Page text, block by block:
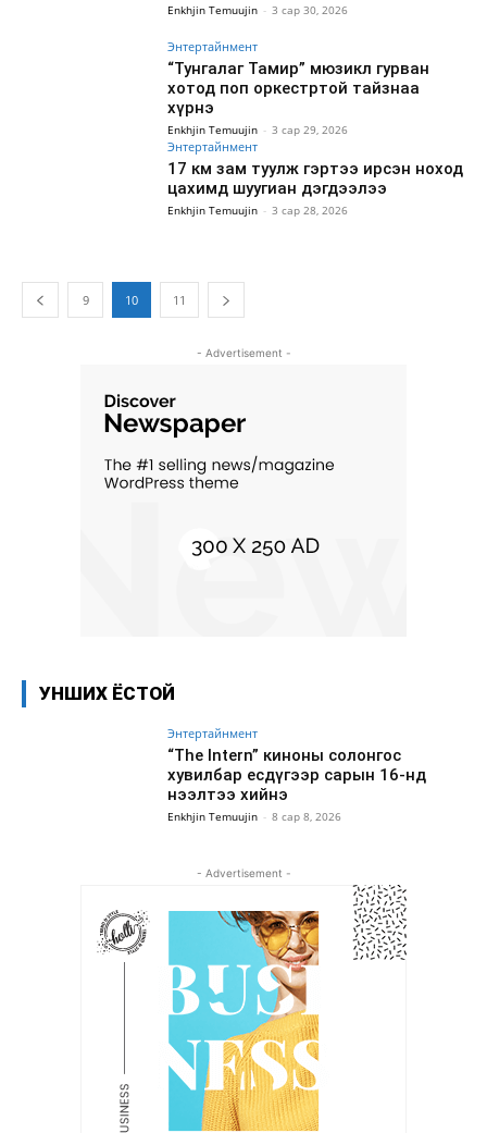
Enkhjin Temuujin - 3 сар 30, 2026
Энтертайнмент
“Тунгалаг Тамир” мюзикл гурван
хотод поп оркестртой тайзнаа
хүрнэ
Enkhjin Temuujin - 3 сар 29, 2026
Энтертайнмент
17 км зам туулж гэртээ ирсэн ноход
цахимд шуугиан дэгдээлээ
Enkhjin Temuujin - 3 сар 28, 2026
9 10 11
- Advertisement -
УНШИХ ЁСТОЙ
Энтертайнмент
“The Intern” киноны солонгос
хувилбар есдүгээр сарын 16-нд
нээлтээ хийнэ
Enkhjin Temuujin - 8 сар 8, 2026
- Advertisement -